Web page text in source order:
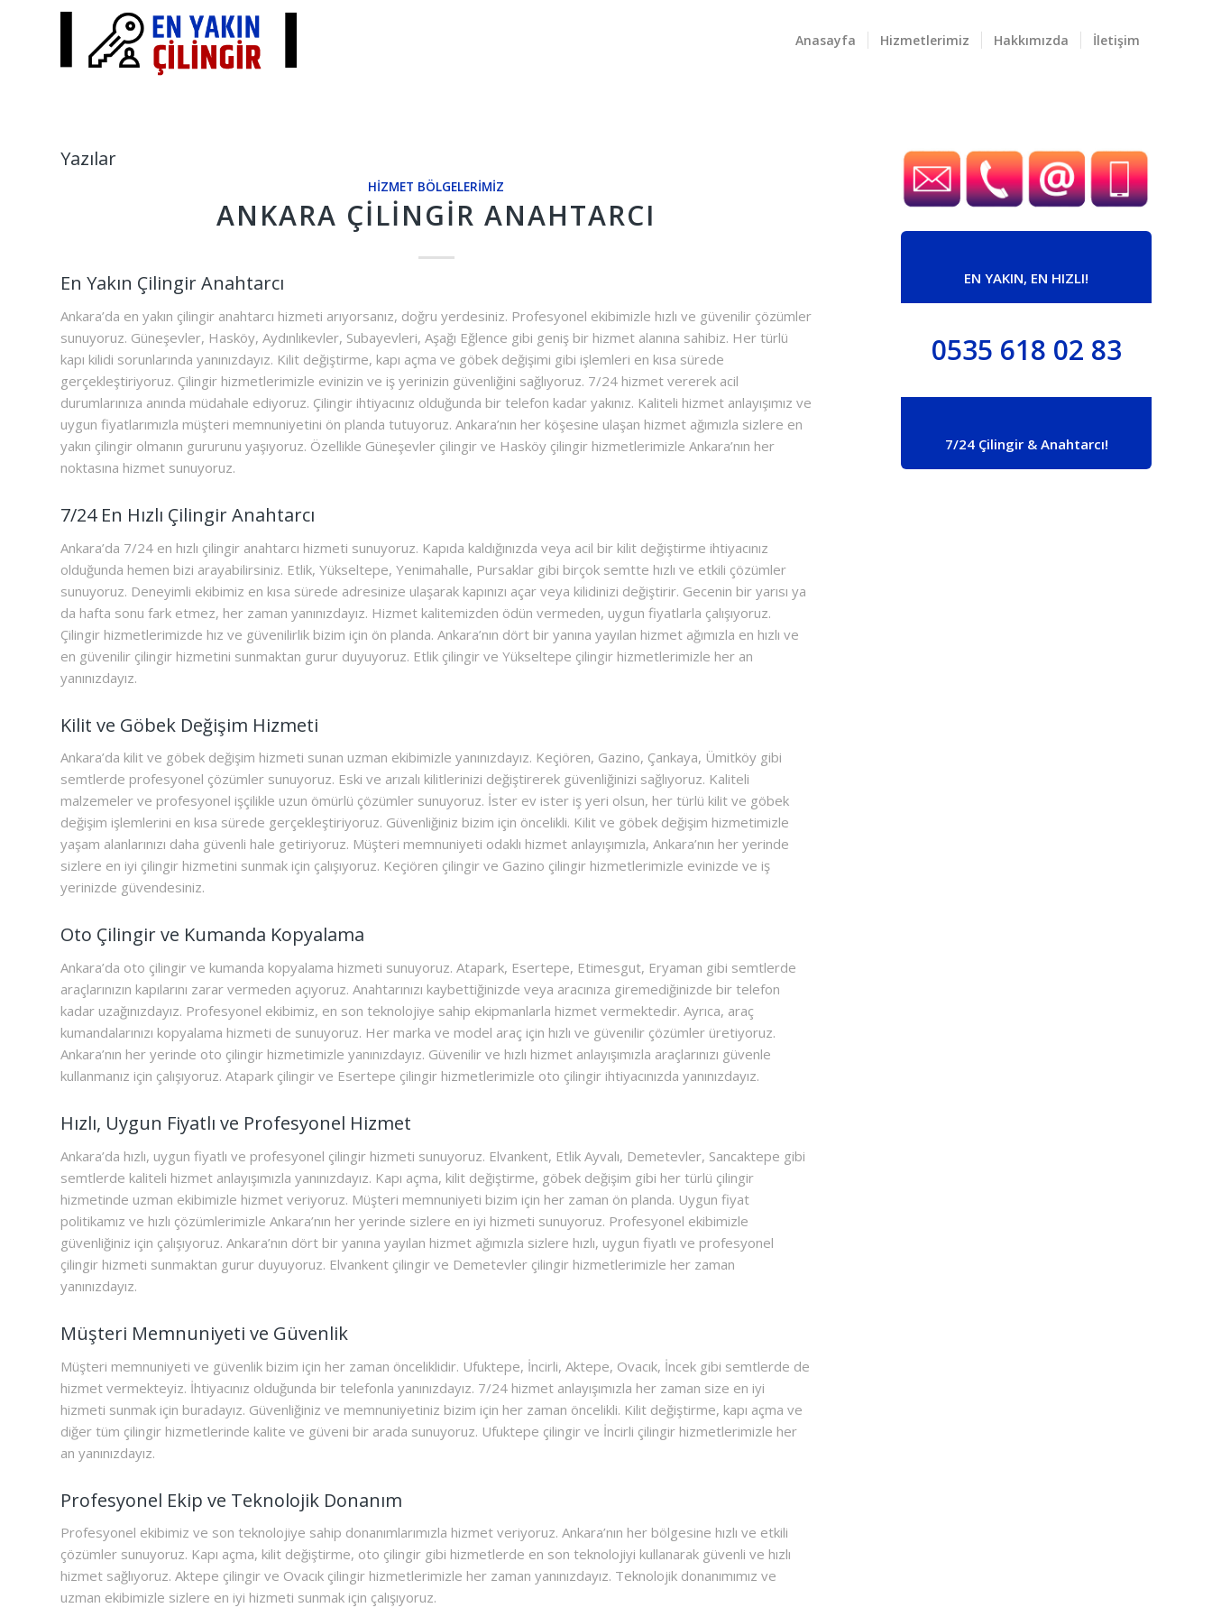
Anasayfa Hizmetlerimiz Hakkımızda İletişim
Yazılar
HIZMET BÖLGELERIMIZ
ANKARA ÇILINGIR ANAHTARCI
En Yakın Çilingir Anahtarcı
Ankara’da en yakın çilingir anahtarcı hizmeti arıyorsanız, doğru yerdesiniz. Profesyonel ekibimizle hızlı ve güvenilir çözümler
sunuyoruz. Güneşevler, Hasköy, Aydınlıkevler, Subayevleri, Aşağı Eğlence gibi geniş bir hizmet alanına sahibiz. Her türlü
kapı kilidi sorunlarında yanınızdayız. Kilit değiştirme, kapı açma ve göbek değişimi gibi işlemleri en kısa sürede
gerçekleştiriyoruz. Çilingir hizmetlerimizle evinizin ve iş yerinizin güvenliğini sağlıyoruz. 7/24 hizmet vererek acil
durumlarınıza anında müdahale ediyoruz. Çilingir ihtiyacınız olduğunda bir telefon kadar yakınız. Kaliteli hizmet anlayışımız ve
uygun fiyatlarımızla müşteri memnuniyetini ön planda tutuyoruz. Ankara’nın her köşesine ulaşan hizmet ağımızla sizlere en
yakın çilingir olmanın gururunu yaşıyoruz. Özellikle Güneşevler çilingir ve Hasköy çilingir hizmetlerimizle Ankara’nın her
noktasına hizmet sunuyoruz.
7/24 En Hızlı Çilingir Anahtarcı
Ankara’da 7/24 en hızlı çilingir anahtarcı hizmeti sunuyoruz. Kapıda kaldığınızda veya acil bir kilit değiştirme ihtiyacınız
olduğunda hemen bizi arayabilirsiniz. Etlik, Yükseltepe, Yenimahalle, Pursaklar gibi birçok semtte hızlı ve etkili çözümler
sunuyoruz. Deneyimli ekibimiz en kısa sürede adresinize ulaşarak kapınızı açar veya kilidinizi değiştirir. Gecenin bir yarısı ya
da hafta sonu fark etmez, her zaman yanınızdayız. Hizmet kalitemizden ödün vermeden, uygun fiyatlarla çalışıyoruz.
Çilingir hizmetlerimizde hız ve güvenilirlik bizim için ön planda. Ankara’nın dört bir yanına yayılan hizmet ağımızla en hızlı ve
en güvenilir çilingir hizmetini sunmaktan gurur duyuyoruz. Etlik çilingir ve Yükseltepe çilingir hizmetlerimizle her an
yanınızdayız.
Kilit ve Göbek Değişim Hizmeti
Ankara’da kilit ve göbek değişim hizmeti sunan uzman ekibimizle yanınızdayız. Keçiören, Gazino, Çankaya, Ümitköy gibi
semtlerde profesyonel çözümler sunuyoruz. Eski ve arızalı kilitlerinizi değiştirerek güvenliğinizi sağlıyoruz. Kaliteli
malzemeler ve profesyonel işçilikle uzun ömürlü çözümler sunuyoruz. İster ev ister iş yeri olsun, her türlü kilit ve göbek
değişim işlemlerini en kısa sürede gerçekleştiriyoruz. Güvenliğiniz bizim için öncelikli. Kilit ve göbek değişim hizmetimizle
yaşam alanlarınızı daha güvenli hale getiriyoruz. Müşteri memnuniyeti odaklı hizmet anlayışımızla, Ankara’nın her yerinde
sizlere en iyi çilingir hizmetini sunmak için çalışıyoruz. Keçiören çilingir ve Gazino çilingir hizmetlerimizle evinizde ve iş
yerinizde güvendesiniz.
Oto Çilingir ve Kumanda Kopyalama
Ankara’da oto çilingir ve kumanda kopyalama hizmeti sunuyoruz. Atapark, Esertepe, Etimesgut, Eryaman gibi semtlerde
araçlarınızın kapılarını zarar vermeden açıyoruz. Anahtarınızı kaybettiğinizde veya aracınıza giremediğinizde bir telefon
kadar uzağınızdayız. Profesyonel ekibimiz, en son teknolojiye sahip ekipmanlarla hizmet vermektedir. Ayrıca, araç
kumandalarınızı kopyalama hizmeti de sunuyoruz. Her marka ve model araç için hızlı ve güvenilir çözümler üretiyoruz.
Ankara’nın her yerinde oto çilingir hizmetimizle yanınızdayız. Güvenilir ve hızlı hizmet anlayışımızla araçlarınızı güvenle
kullanmanız için çalışıyoruz. Atapark çilingir ve Esertepe çilingir hizmetlerimizle oto çilingir ihtiyacınızda yanınızdayız.
Hızlı, Uygun Fiyatlı ve Profesyonel Hizmet
Ankara’da hızlı, uygun fiyatlı ve profesyonel çilingir hizmeti sunuyoruz. Elvankent, Etlik Ayvalı, Demetevler, Sancaktepe gibi
semtlerde kaliteli hizmet anlayışımızla yanınızdayız. Kapı açma, kilit değiştirme, göbek değişim gibi her türlü çilingir
hizmetinde uzman ekibimizle hizmet veriyoruz. Müşteri memnuniyeti bizim için her zaman ön planda. Uygun fiyat
politikamız ve hızlı çözümlerimizle Ankara’nın her yerinde sizlere en iyi hizmeti sunuyoruz. Profesyonel ekibimizle
güvenliğiniz için çalışıyoruz. Ankara’nın dört bir yanına yayılan hizmet ağımızla sizlere hızlı, uygun fiyatlı ve profesyonel
çilingir hizmeti sunmaktan gurur duyuyoruz. Elvankent çilingir ve Demetevler çilingir hizmetlerimizle her zaman
yanınızdayız.
Müşteri Memnuniyeti ve Güvenlik
Müşteri memnuniyeti ve güvenlik bizim için her zaman önceliklidir. Ufuktepe, İncirli, Aktepe, Ovacık, İncek gibi semtlerde de
hizmet vermekteyiz. İhtiyacınız olduğunda bir telefonla yanınızdayız. 7/24 hizmet anlayışımızla her zaman size en iyi
hizmeti sunmak için buradayız. Güvenliğiniz ve memnuniyetiniz bizim için her zaman öncelikli. Kilit değiştirme, kapı açma ve
diğer tüm çilingir hizmetlerinde kalite ve güveni bir arada sunuyoruz. Ufuktepe çilingir ve İncirli çilingir hizmetlerimizle her
an yanınızdayız.
Profesyonel Ekip ve Teknolojik Donanım
Profesyonel ekibimiz ve son teknolojiye sahip donanımlarımızla hizmet veriyoruz. Ankara’nın her bölgesine hızlı ve etkili
çözümler sunuyoruz. Kapı açma, kilit değiştirme, oto çilingir gibi hizmetlerde en son teknolojiyi kullanarak güvenli ve hızlı
hizmet sağlıyoruz. Aktepe çilingir ve Ovacık çilingir hizmetlerimizle her zaman yanınızdayız. Teknolojik donanımımız ve
uzman ekibimizle sizlere en iyi hizmeti sunmak için çalışıyoruz.
EN YAKIN, EN HIZLI!
0535 618 02 83
7/24 Çilingir & Anahtarcı!